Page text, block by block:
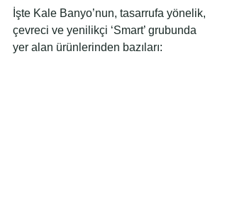
İşte Kale Banyo’nun, tasarrufa yönelik,
çevreci ve yenilikçi ‘Smart’ grubunda
yer alan ürünlerinden bazıları: